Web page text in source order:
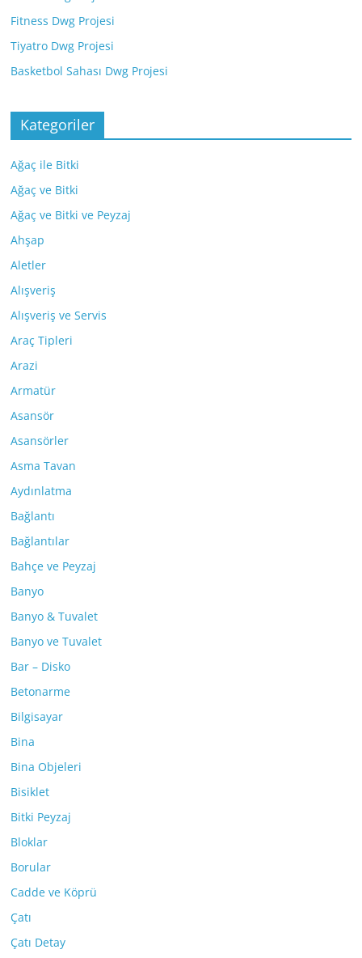
Fitness Dwg Projesi
Tiyatro Dwg Projesi
Basketbol Sahası Dwg Projesi
Kategoriler
Ağaç ile Bitki
Ağaç ve Bitki
Ağaç ve Bitki ve Peyzaj
Ahşap
Aletler
Alışveriş
Alışveriş ve Servis
Araç Tipleri
Arazi
Armatür
Asansör
Asansörler
Asma Tavan
Aydınlatma
Bağlantı
Bağlantılar
Bahçe ve Peyzaj
Banyo
Banyo & Tuvalet
Banyo ve Tuvalet
Bar – Disko
Betonarme
Bilgisayar
Bina
Bina Objeleri
Bisiklet
Bitki Peyzaj
Bloklar
Borular
Cadde ve Köprü
Çatı
Çatı Detay